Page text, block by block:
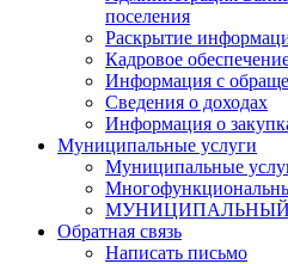
поселения
Раскрытие
Кадровое
Информация с
Сведения о доходах
Информация о
Муниципальные услуги
Муниципальные
МУНИЦИПАЛЬНЫЙ
Обратная связь
Написать письмо